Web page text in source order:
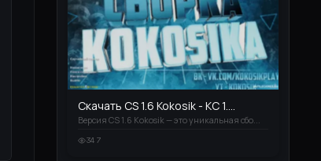
Скачать CS 1.6 Kokosik - КС 1....
Версия CS 1.6 Kokosik — это уникальная сбо...
347